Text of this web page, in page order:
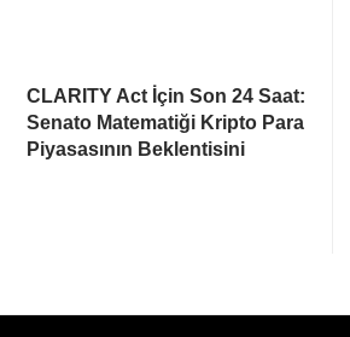
CLARITY Act İçin Son 24 Saat:
Senato Matematiği Kripto Para
Piyasasının Beklentisini